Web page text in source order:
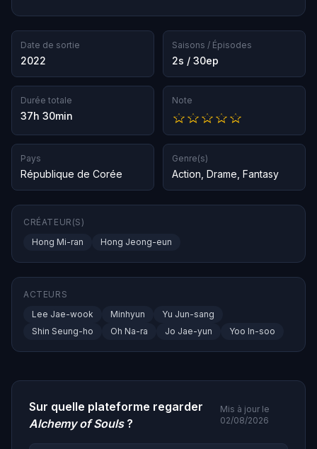
Date de sortie
2022
Saisons / Épisodes
2s / 30ep
Durée totale
37h 30min
Note
Pays
République de Corée
Genre(s)
Action Drame Fantasy
CRÉATEUR(S)
Hong Mi-ran
Hong Jeong-eun
ACTEURS
Lee Jae-wook
Minhyun
Yu Jun-sang
Shin Seung-ho
Oh Na-ra Jo Jae-yun Yoo In-soo
Sur quelle plateforme regarder
Alchemy of Souls?
Mis à jour le
02/08/2026